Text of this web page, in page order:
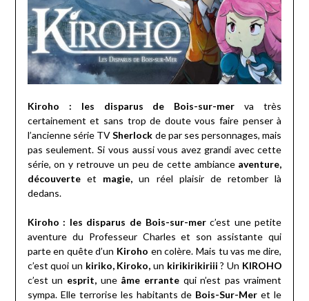
Kiroho : les disparus de Bois-sur-mer va très
certainement et sans trop de doute vous faire penser à
l’ancienne série TVSherlock de par ses personnages, mais
pas seulement. Si vous aussi vous avez grandi avec cette
série, on y retrouve un peu de cette ambiance aventure,
découverteet magie, un réel plaisir de retomber là
dedans.
Kiroho : les disparus de Bois-sur-merc’est une petite
aventure du Professeur Charles et son assistante qui
parte en quête d’un Kiroho en colère. Mais tu vas me dire,
c’est quoi un kiriko, Kiroko, un kirikirikiriii ? Un KIROHO
c’est un esprit,une âme errantequi n’est pas vraiment
sympa. Elle terrorise les habitants de Bois-Sur-Mer et le